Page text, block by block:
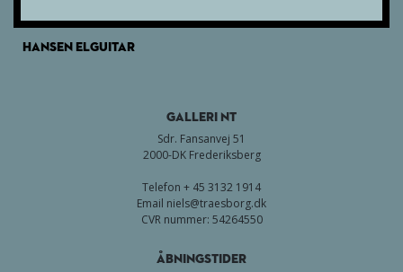
HANSEN ELGUITAR
GALLERI NT
Sdr. Fansanvej 51
2000-DK Frederiksberg
Telefon + 45 3132 1914
Email niels@traesborg.dk
CVR nummer: 54264550
Åbningstider